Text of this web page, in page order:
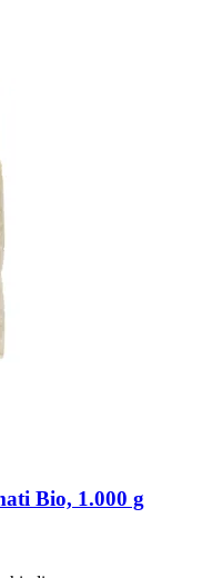
Bio, 1.000 g